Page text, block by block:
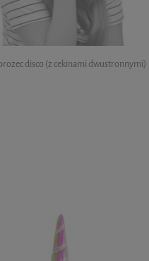
disco (z cekinami dwustronnymi)